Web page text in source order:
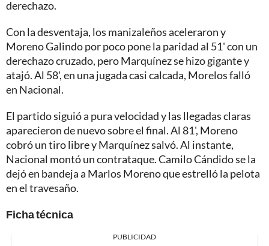
derechazo.
Con la desventaja, los manizaleños aceleraron y
Moreno Galindo por poco pone la paridad al 51' con un
derechazo cruzado, pero Marquínez se hizo gigante y
atajó. Al 58', en una jugada casi calcada, Morelos falló
en Nacional.
El partido siguió a pura velocidad y las llegadas claras
aparecieron de nuevo sobre el final. Al 81', Moreno
cobró un tiro libre y Marquínez salvó. Al instante,
Nacional montó un contrataque. Camilo Cándido se la
dejó en bandeja a Marlos Moreno que estrelló la pelota
en el travesaño.
Ficha técnica
PUBLICIDAD